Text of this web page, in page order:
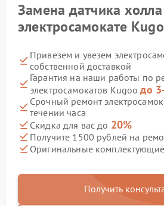
Замена датчика
электросамокате
Привезем и увезем
собственной доставкой
Гарантия на наши работы по
электросамокатов Kugooдо
Срочный ремонт
течении часа
Скидка для вас до 20%
Получите 1500 рублей на
Оригинальные
Получить